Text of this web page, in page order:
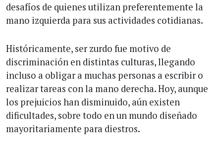
desafíos de quienes utilizan preferentemente la
mano izquierda para sus actividades cotidianas.
Históricamente, ser zurdo fue motivo de
discriminación en distintas culturas, llegando
incluso a obligar a muchas personas a escribir o
realizar tareas con la mano derecha. Hoy, aunque
los prejuicios han disminuido, aún existen
dificultades, sobre todo en un mundo diseñado
mayoritariamente para diestros.